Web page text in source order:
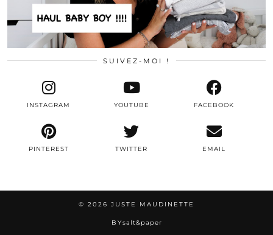
SUIVEZ-MOI !
TWITTER
INSTAGRAM FACEBOOK
PINTEREST
YOUTUBE
EMAIL
© 2026 JUSTE MAUDINETTE
BYsalt&paper